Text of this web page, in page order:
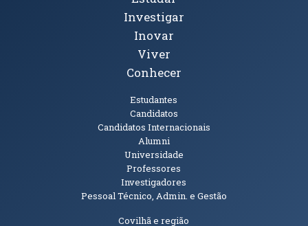
Investigar
Inovar
Viver
Conhecer
Estudantes
Candidatos
Candidatos Internacionais
Alumni
Universidade
Professores
Investigadores
Pessoal Técnico, Admin. e Gestão
Covilhã e região